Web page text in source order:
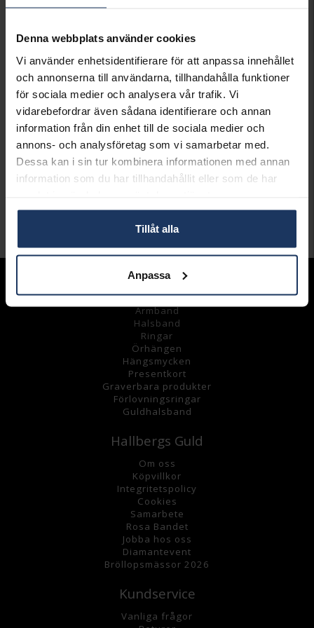
Denna webbplats använder cookies
Vi använder enhetsidentifierare för att anpassa innehållet
och annonserna till användarna, tillhandahålla funktioner
för sociala medier och analysera vår trafik. Vi
vidarebefordrar även sådana identifierare och annan
information från din enhet till de sociala medier och
annons- och analysföretag som vi samarbetar med.
Dessa kan i sin tur kombinera informationen med annan
information som du har tillhandahållit eller som de har
Tillåt alla
Anpassa
Lagervara.
Leveranstid 2-5 arbetsdagar.
Öppet köp i 30 dagar vid onlineköp.
INFO
HÖJD CA (MM)
16.1
VARUMÄRKE
Hallbergs Guld
MATERIAL
Silver
Andra köpte även
Armband
Halsband
Ringar
Örhängen
Hängsmycken
Presentkort
Graverbara produkter
Förlovningsringar
Guldhalsband
Hallbergs Guld
Om oss
Köpvillkor
Integritetspolicy
Cookies
Samarbete
Rosa Bandet
Jobba hos oss
Diamantevent
Bröllopsmässor 2026
Kundservice
Vanliga frågor